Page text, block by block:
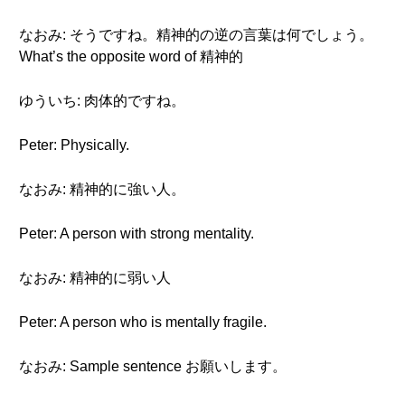
なおみ: そうですね。精神的の逆の言葉は何でしょう。
What’s the opposite word of 精神的
ゆういち: 肉体的ですね。
Peter: Physically.
なおみ: 精神的に強い人。
Peter: A person with strong mentality.
なおみ: 精神的に弱い人
Peter: A person who is mentally fragile.
なおみ: Sample sentence お願いします。